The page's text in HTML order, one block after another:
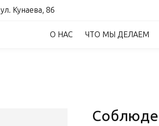
ул. Кунаева, 86
О НАС ЧТО МЫ ДЕЛАЕМ